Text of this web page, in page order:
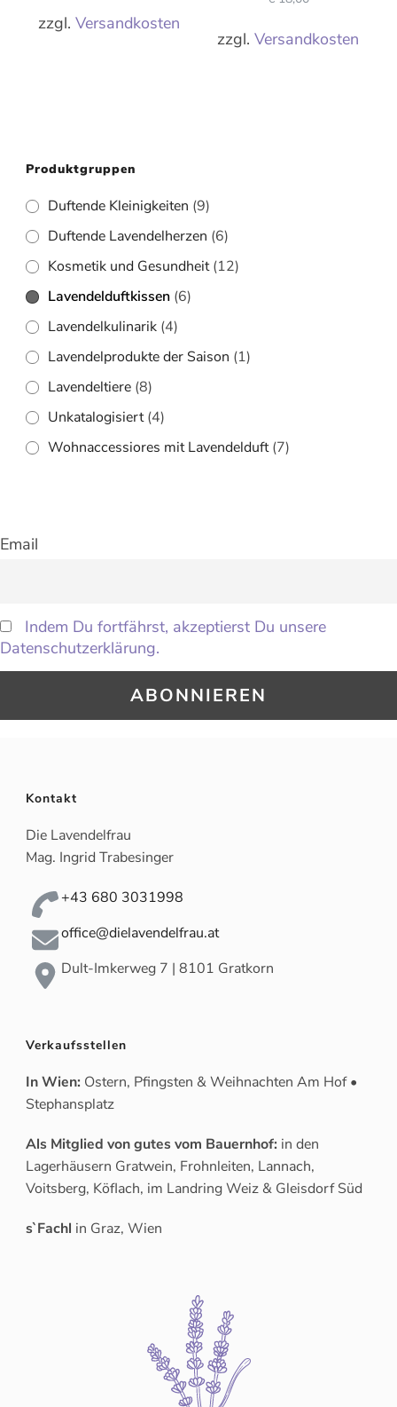
zzgl. Versandkosten
zzgl.Versandkosten
Produktgruppen
Duftende Kleinigkeiten (9)
Duftende Lavendelherzen (6)
Kosmetik und Gesundheit (12)
Lavendelduftkissen (6)
Lavendelkulinarik (4)
Lavendelprodukte der Saison (1)
Lavendeltiere (8)
Unkatalogisiert (4)
Wohnaccessiores mit Lavendelduft (7)
Email
Indem Du fortfährst, akzeptierst Du unsere
Datenschutzerklärung.
Kontakt
Die Lavendelfrau
Mag. Ingrid Trabesinger
+43 680 3031998
office@dielavendelfrau.at
Dult-Imkerweg 7 | 8101 Gratkorn
Verkaufsstellen
In Wien: Ostern, Pfingsten & Weihnachten Am Hof •
Stephansplatz
Als Mitglied von gutes vom Bauernhof: in den
Lagerhäusern Gratwein, Frohnleiten, Lannach,
Voitsberg, Köflach, im Landring Weiz & Gleisdorf Süd
s`Fachl in Graz, Wien